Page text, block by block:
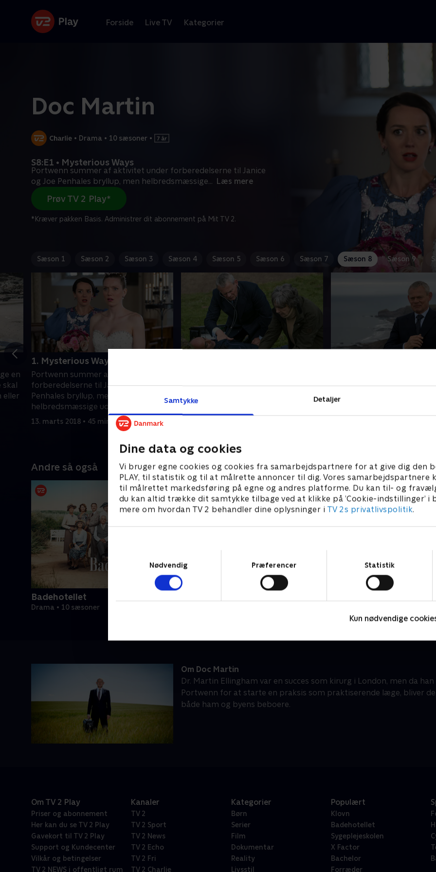
Samtykke Detaljer
Dine data og cookies
Vi bruger egne cookies og cookies fra samarbejdspartnere for at give dig den
PLAY, til statistik og til at målrette annoncer til dig. Vores samarbejdspartnere
til målrettet markedsføring på egne og andres platforme. Du kan til- og
du kan altid trække dit samtykke tilbage ved at klikke på ’Cookie-indstillinger’ i
mere om hvordan TV 2 behandler dine oplysninger i TV 2s privatlivspolitik.
Nødvendig
Præferencer Statistik
Kun nødvendige
Forside Live TV Kategorier
Doc Martin
• Drama • 10 sæsoner •
S8:E1 • Mysterious Ways
Portwenn summer af aktivitet under forberedelserne til Janice
og Joe Penhales bryllup, men helbredsmæssige... Læs mere
Prøv TV 2 Play*
*Kræver pakken Basis. Administrer dit abonnement på Mit TV 2.
Sæson 1 Sæson 2 Sæson 3 Sæson 4 Sæson 5 Sæson 6 Sæson 7 Sæson 8 Sæson 9
en
eller
1. Mysterious Ways
Portwenn summer af aktivitet under
forberedelserne til Janice og Joe
Penhales bryllup, men
helbredsmæssige udfordringer truer
med at spolere festlighederne.
13. marts 2018 • 45 min
pubejer Ken Hollister, som han
mistænker for igen at drikke, da
manden viser tegn på leversvigt.
Louisa har søgt ind på et
Andre så også
Badehotellet
Drama • 10 sæsoner
Om Doc Martin
Dr. Martin Ellingham var en succes som kirurg i London, men da
Portwenn for at starte en praksis som praktiserende læge, bliver
både ham og byens beboere.
Om TV 2 Play
Priser og abonnement
Her kan du se TV 2 Play
Gavekort til TV 2 Play
Support og Kundecenter
Vilkår og betingelser
TV 2 NEWS i offentligt rum
Kanaler
TV 2
TV 2 Sport
TV 2 News
TV 2 Echo
TV 2 Fri
TV 2 Charlie
Kategorier
Børn
Serier
Film
Dokumentar
Reality
Livsstil
Populært
Klovn
Badehotellet
Sygeplejeskolen
X Factor
Bachelor
Forræder